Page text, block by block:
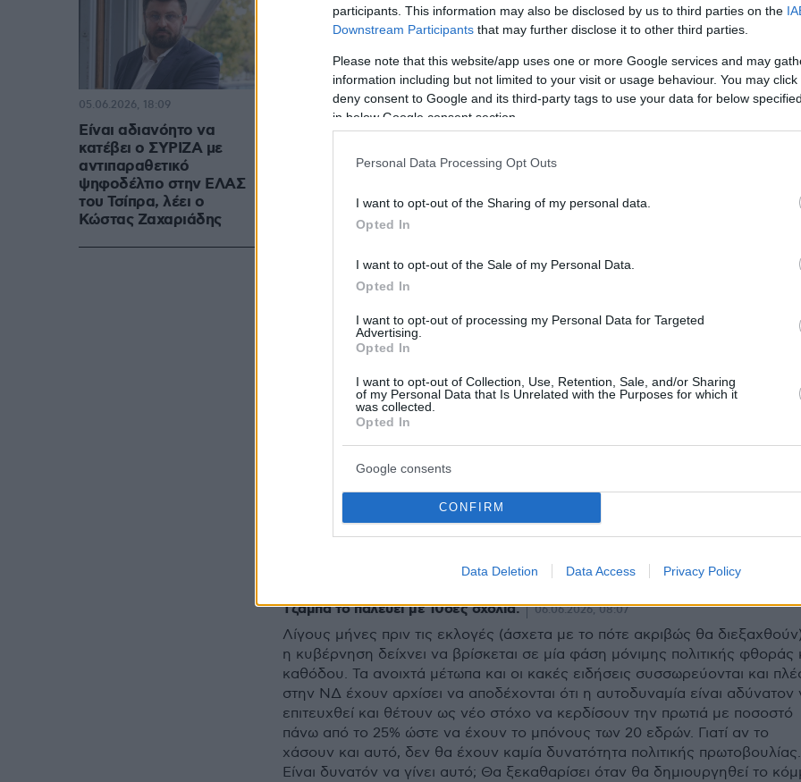
participants. This information may also be disclosed by us to third parties on the
Downstream Participants that may further disclose it to other third parties.
Please note that this website/app uses one or more Google services and may
information including but not limited to your visit or usage behaviour. You may
deny consent to Google and its third-party tags to use your data for below
in below Google consent section.
Personal Data Processing Opt Outs
I want to opt-out of the Sharing of my personal data.
Opted In
I want to opt-out of the Sale of my Personal Data.
Opted In
I want to opt-out of processing my Personal Data for Targeted
Advertising.
Opted In
I want to opt-out of Collection, Use, Retention, Sale, and/or Sharing
of my Personal Data that Is Unrelated with the Purposes for which it
was collected.
Opted In
Google consents
CONFIRM
Data Deletion Data Access Privacy Policy
Είναι αδιανόητο να
κατέβει ο ΣΥΡΙΖΑ με
αντιπαραθετικό
ψηφοδέλτιο στην ΕΛΑΣ
του Τσίπρα, λέει ο
Κώστας Ζαχαριάδης
05.06.2026, 18:09
τις ειδήσεις
Δείτε όλες τις τελευταίες
ΣΧΟΛΙΑ (83)
Τζάμπα το παλεύει με 10δες σχόλια. 06.06.2026, 08:07
Λίγους μήνες πριν τις εκλογές (άσχετα με το πότε ακριβώς θα
η κυβέρνηση δείχνει να βρίσκεται σε μία φάση μόνιμης πολιτικής φθοράς
καθόδου. Τα ανοιχτά μέτωπα και οι κακές ειδήσεις συσσωρεύονται και
στην ΝΔ έχουν αρχίσει να αποδέχονται ότι η αυτοδυναμία είναι αδύνατον
επιτευχθεί και θέτουν ως νέο στόχο να κερδίσουν την πρωτιά με ποσοστό
πάνω από το 25% ώστε να έχουν το μπόνους των 20 εδρών. Γιατί αν το
χάσουν και αυτό, δεν θα έχουν καμία δυνατότητα πολιτικής πρωτοβουλίας.
Είναι δυνατόν να γίνει αυτό; Θα ξεκαθαρίσει όταν θα δημιουργηθεί το